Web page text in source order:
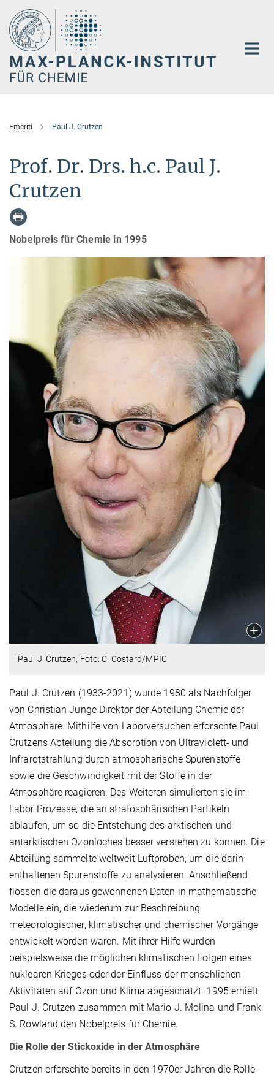
Hauptinhalt
Emeriti Paul J. Crutzen
Prof. Dr. Drs. h.c. Paul J.
Crutzen
Nobelpreis für Chemie in 1995
Paul J. Crutzen, Foto: C. Costard/MPIC
Paul J. Crutzen (1933-2021) wurde 1980 als Nachfolger
von Christian Junge Direktor der Abteilung Chemie der
Atmosphäre. Mithilfe von Laborversuchen erforschte Paul
Crutzens Abteilung die Absorption von Ultraviolett- und
Infrarotstrahlung durch atmosphärische Spurenstoffe
sowie die Geschwindigkeit mit der Stoffe in der
Atmosphäre reagieren. Des Weiteren simulierten sie im
Labor Prozesse, die an stratosphärischen Partikeln
ablaufen, um so die Entstehung des arktischen und
antarktischen Ozonloches besser verstehen zu können. Die
Abteilung sammelte weltweit Luftproben, um die darin
enthaltenen Spurenstoffe zu analysieren. Anschließend
flossen die daraus gewonnenen Daten in mathematische
Modelle ein, die wiederum zur Beschreibung
meteorologischer, klimatischer und chemischer Vorgänge
entwickelt worden waren. Mit ihrer Hilfe wurden
beispielsweise die möglichen klimatischen Folgen eines
nuklearen Krieges oder der Einfluss der menschlichen
Aktivitäten auf Ozon und Klima abgeschätzt. 1995 erhielt
Paul J. Crutzen zusammen mit Mario J. Molina und Frank
S. Rowland den Nobelpreis für Chemie.
Die Rolle der Stickoxide in der Atmosphäre
Crutzen erforschte bereits in den 1970er Jahren die Rolle